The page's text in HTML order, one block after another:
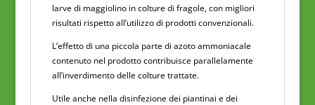
larve di maggiolino in colture di fragole, con migliori
risultati rispetto all’utilizzo di prodotti convenzionali.
L’effetto di una piccola parte di azoto ammoniacale
contenuto nel prodotto contribuisce parallelamente
all’inverdimento delle colture trattate.
Utile anche nella disinfezione dei piantinai e dei